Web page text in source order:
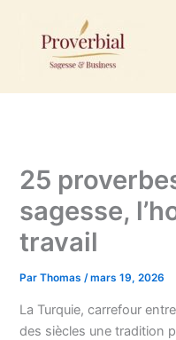
contenu
25
sagesse,
travail
ParThomas/mars 19, 2026
La Turquie, carrefour
des siècles une tradition